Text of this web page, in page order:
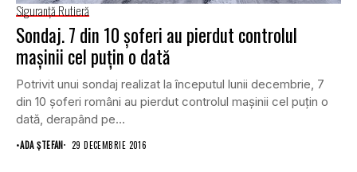
Siguranţă Rutieră
Sondaj. 7 din 10 şoferi au pierdut controlul
maşinii cel puţin o dată
Potrivit unui sondaj realizat la începutul lunii decembrie, 7
din 10 şoferi români au pierdut controlul maşinii cel puţin o
dată, derapând pe...
•ADA ȘTEFAN 29 DECEMBRIE 2016